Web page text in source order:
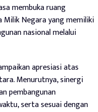
membuka ruang
Milik Negara yang memiliki
nasional melalui
apresiasi atas
Menurutnya, sinergi
pembangunan
serta sesuai dengan